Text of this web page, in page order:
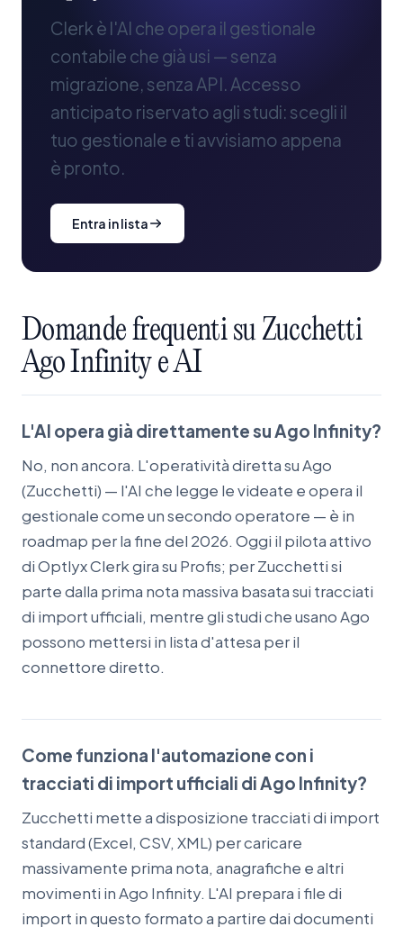
Clerk è l'AI che opera il gestionale
contabile che già usi — senza
migrazione, senza API. Accesso
anticipato riservato agli studi: scegli il
tuo gestionale e ti avvisiamo appena
è pronto.
Entra in lista
Domandefrequenti suZucchetti
AgoInfinity eAI
L'AI opera già direttamente su Ago Infinity?
No, non ancora. L'operatività diretta su Ago
(Zucchetti) — l'AI che legge le videate e opera il
gestionale come un secondo operatore — è in
roadmap per la fine del 2026. Oggi il pilota attivo
di Optlyx Clerk gira su Profis; per Zucchetti si
parte dalla prima nota massiva basata sui tracciati
di import ufficiali, mentre gli studi che usano Ago
possono mettersi in lista d'attesa per il
connettore diretto.
Come funziona l'automazione con i
tracciati di import ufficiali di Ago Infinity?
Zucchetti mette a disposizione tracciati di import
standard (Excel, CSV, XML) per caricare
massivamente prima nota, anagrafiche e altri
movimenti in Ago Infinity. L'AI prepara i file di
import in questo formato a partire dai documenti